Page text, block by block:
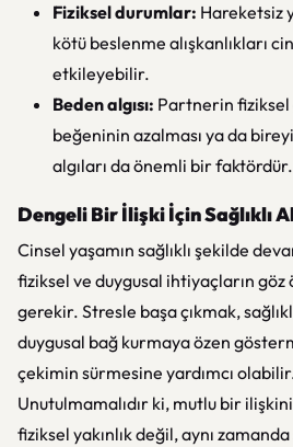
Fiziksel durumlar: Hareketsiz
kötü beslenme alışkanlıkları
etkileyebilir.
Beden algısı: Partnerin
beğeninin azalması ya da
algıları da önemli bir faktördür.
Dengeli Bir İlişki İçin Sağlıklı
Cinsel yaşamın sağlıklı şekilde
fiziksel ve duygusal ihtiyaçların göz
gerekir. Stresle başa çıkmak,
duygusal bağ kurmaya özen
çekimin sürmesine yardımcı
Unutulmamalıdır ki, mutlu bir
fiziksel yakınlık değil, aynı